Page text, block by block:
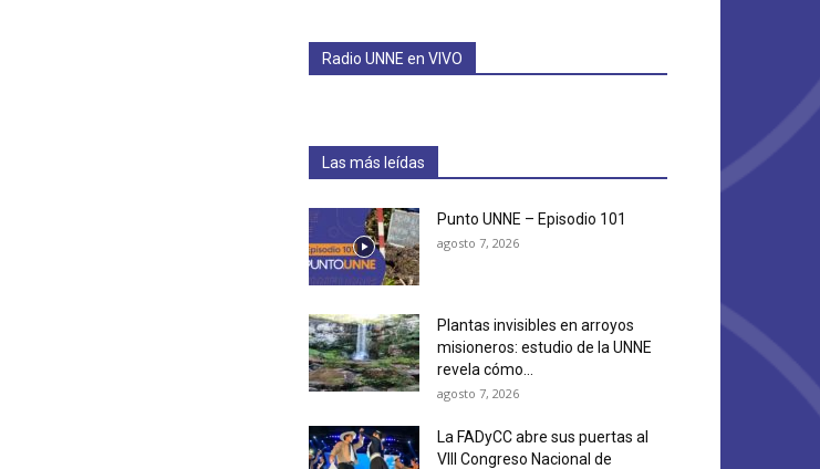
Radio UNNE en VIVO
Las más leídas
Punto UNNE – Episodio 101
agosto 7, 2026
Plantas invisibles en arroyos
misioneros: estudio de la UNNE
revela cómo...
agosto 7, 2026
La FADyCC abre sus puertas al
VIII Congreso Nacional de